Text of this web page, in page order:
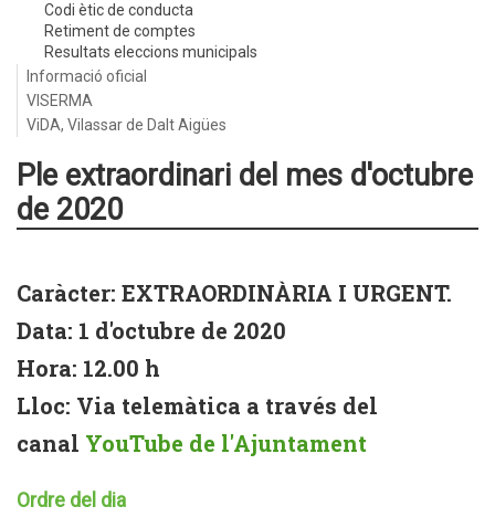
Codi ètic de conducta
Retiment de comptes
Resultats eleccions municipals
Informació oficial
VISERMA
ViDA, Vilassar de Dalt Aigües
Ple extraordinari del mes d'octubre
de 2020
Caràcter: EXTRAORDINÀRIA I URGENT.
Data: 1 d'octubre de 2020
Hora: 12.00 h
Lloc: Via telemàtica a través del
canal YouTube de l'Ajuntament
Ordre del dia